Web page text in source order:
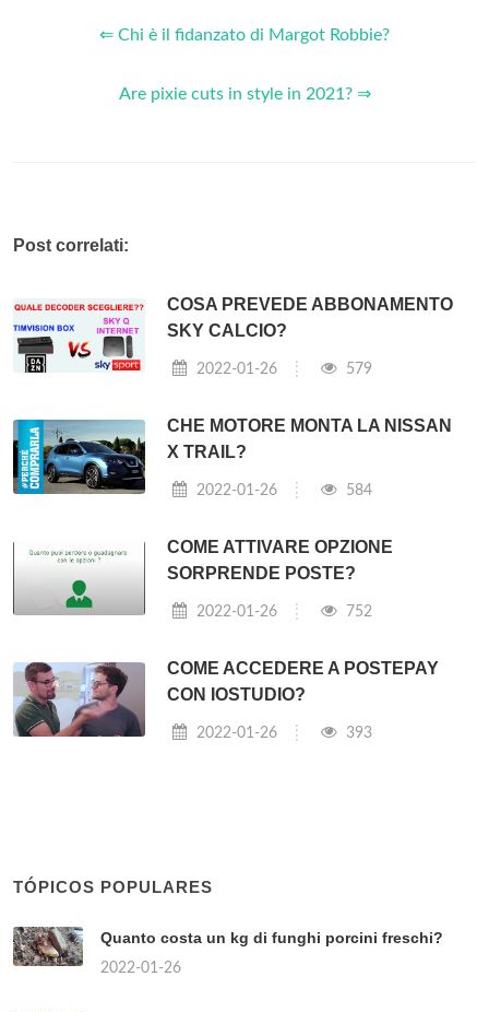
⇐ Chi è il fidanzato di Margot Robbie?
Are pixie cuts in style in 2021? ⇒
Post correlati:
COSA PREVEDE ABBONAMENTO
SKY CALCIO?
2022-01-26 579
CHE MOTORE MONTA LA NISSAN
X TRAIL?
2022-01-26 584
COME ATTIVARE OPZIONE
SORPRENDE POSTE?
2022-01-26 752
COME ACCEDERE A POSTEPAY
CON IOSTUDIO?
2022-01-26 393
TÓPICOS POPULARES
Quanto costa un kg di funghi porcini freschi?
2022-01-26